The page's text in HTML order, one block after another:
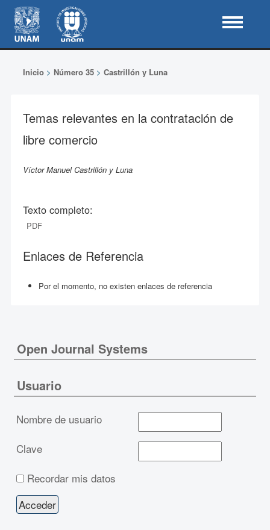
Inicio> Número 35> Castrillón y Luna
Temas relevantes en la contratación de
libre comercio
Víctor Manuel Castrillón y Luna
Texto completo:
PDF
Enlaces de Referencia
Por el momento, no existen enlaces de referencia
Open Journal Systems
Usuario
Nombre de usuario
Clave
Recordar mis datos